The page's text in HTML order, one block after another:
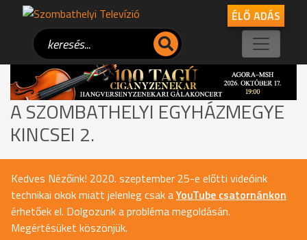
ÉLŐ ADÁS
A SZOMBATHELYI EGYHÁZMEGYE
KINCSEI 2.
Kedves Nézőink! 2020. szeptember 25-e előtti videóink
technikai okok miatt jelenleg csak aYouTube csatornánkon
érhetőek el. Dolgozunk a probléma megoldásán.
Megértésüket köszönjük.